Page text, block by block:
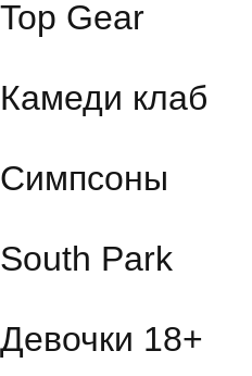
Top Gear
Камеди клаб
Симпсоны
South Park
Девочки 18+